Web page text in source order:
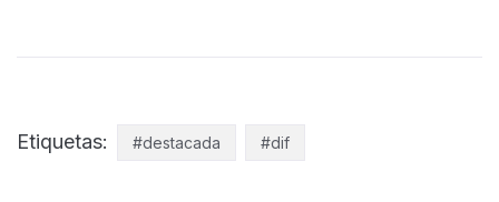
Etiquetas: #destacada #dif